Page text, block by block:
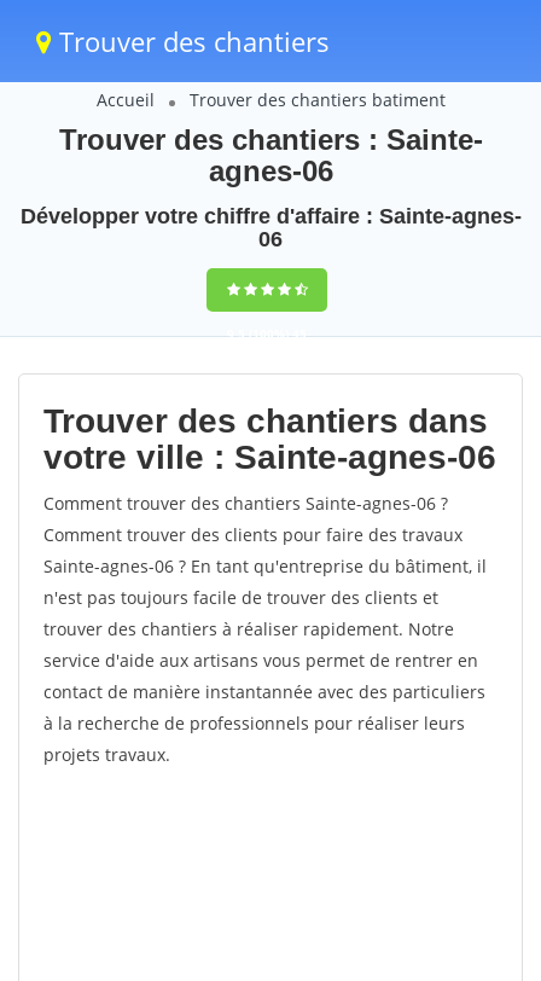
Trouver des chantiers
Accueil Trouver des chantiers batiment
Trouver des chantiers : Sainte-
agnes-06
Développer votre chiffre d'affaire : Sainte-agnes-
06
9,5(100%)45
votes
Trouver des chantiers dans
votre ville : Sainte-agnes-06
Comment trouver des chantiers Sainte-agnes-06 ?
Comment trouver des clients pour faire des travaux
Sainte-agnes-06 ? En tant qu'entreprise du bâtiment, il
n'est pas toujours facile de trouver des clients et
trouver des chantiers à réaliser rapidement. Notre
service d'aide aux artisans vous permet de rentrer en
contact de manière instantannée avec des particuliers
à la recherche de professionnels pour réaliser leurs
projets travaux.